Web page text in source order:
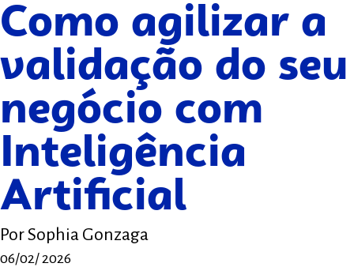
Como agilizar a
validação do seu
negócio com
Inteligência
Artificial
PorSophia Gonzaga
06/02/ 2026